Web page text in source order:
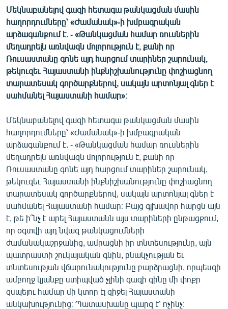
ՂԱՐԱԲԱՂ
ՊԱՏԵՐԱԶՄԻ 6 ՇԱԲԱԹՆԵՐԸ
ՏԱՐԱԾԱՇՐՋԱՆ
ՄԻՋԱԶԳԱՅԻՆ
ՄՇԱԿՈՒՅԹ
ՄԵԿՆԱԲԱՆՈՒԹՅՈՒՆ
ՏՏ ԵՒ ԻՆՏԵՐՆԵՏ
ԿՈՐՈՆԱՎԻՐՈՒՍ
ԱՐԽԻՎ
ՏԵՍԱՆՅՈՒԹԵՐ
ԲԱՆԱՎԵՃ
ՁԳՏԵԼՈՎ ԼԱՎԱԳՈՒՅՆԻՆ
ՓՈԴՔԱՍԹ
Հայերեն
English
Մեկնաբանելով գազի հետագա թանկացման մասին
հաղորդումները՝ «Ժամանակ»-ի խմբագրական
արձագանքում է. - «Թանկացման համար ռուսներին
մեղադրելն առնվազն մոլորություն է, քանի որ
Ռուսաստանը գոնե այդ հարցում տարիներ շարունակ,
թեկուզեւ Հայաստանի ինքնիշխանությունը փոշիացնող
տարատեսակ գործարքներով, սակայն արտոնյալ գներ է
սահմանել Հայաստանի համար»։
Մեկնաբանելով գազի հետագա թանկացման մասին
հաղորդումները՝ «Ժամանակ»-ի խմբագրական
արձագանքում է. - «Թանկացման համար ռուսներին
մեղադրելն առնվազն մոլորություն է, քանի որ
Ռուսաստանը գոնե այդ հարցում տարիներ շարունակ,
թեկուզեւ Հայաստանի ինքնիշխանությունը փոշիացնող
տարատեսակ գործարքներով, սակայն արտոնյալ գներ է
սահմանել Հայաստանի համար։ Բայց գլխավոր հարցն այն
է, թե ի՞նչ է արել Հայաստանն այս տարիների ընթացքում,
որ օգտվի այդ նվազ թանկացումների
ժամանակաշրջանից, ամրացնի իր տնտեսությունը, այն
պատրաստի շուկայական գնին, բնակչության եւ
տնտեսության վճարունակությունը բարձրացնի, որպեսզի
ամբողջ կյանքը ստիպված չլինի գազի գինը մի փոքր
զսպելու համար մի կտոր էլ զիջել Հայաստանի
անկախությունից։ Պատասխանը պարզ է՝ ոչինչ։